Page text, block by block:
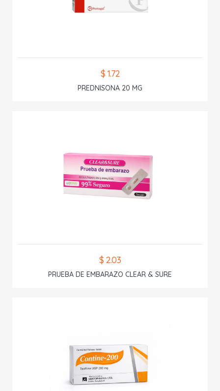
$ 1.72
PREDNISONA 20 MG
$ 2.03
PRUEBA DE EMBARAZO CLEAR & SURE